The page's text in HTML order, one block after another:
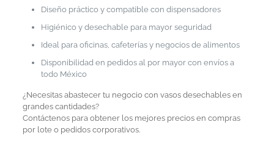
Diseño práctico y compatible con dispensadores
Higiénico y desechable para mayor seguridad
Ideal para oficinas, cafeterías y negocios de alimentos
Disponibilidad en pedidos al por mayor con envíos a
todo México
¿Necesitas abastecer tu negocio con vasos desechables en
grandes cantidades?
Contáctenos para obtener los mejores precios en compras
por lote o pedidos corporativos.